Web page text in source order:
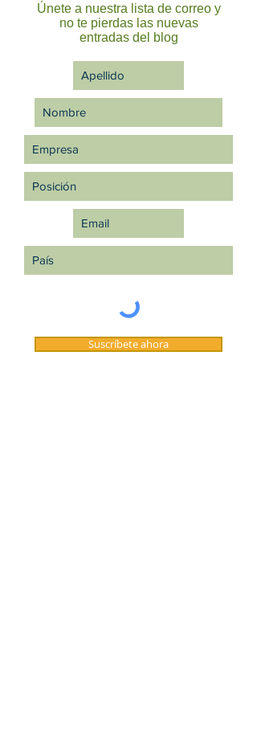
Únete a nuestra lista de correo y
no te pierdas las nuevas
entradas del blog
Suscríbete ahora